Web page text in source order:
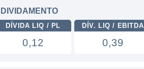
DÍVIDA LIQ / PL
0,12
DÍV. LIQ / EBITDA
0,39